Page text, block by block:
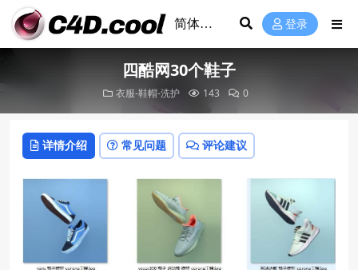
登录
四酷网30个鞋子
衣服-鞋帽-洗护 143 0
详情介绍 常见问题 评论建议